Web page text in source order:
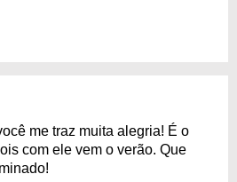
me traz muita alegria! É o
com ele vem o verão. Que